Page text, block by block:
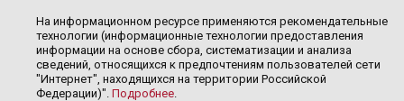
На информационном ресурсе применяются рекомендательные
технологии (информационные технологии предоставления
информации на основе сбора, систематизации и анализа
сведений, относящихся к предпочтениям пользователей сети
"Интернет", находящихся на территории Российской
Федерации)". Подробнее.